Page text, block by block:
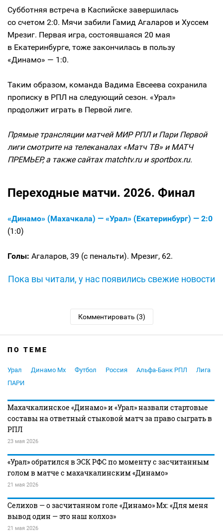
Субботняя встреча в Каспийске завершилась
со счетом 2:0. Мячи забили Гамид Агаларов и Хуссем
Мрезиг. Первая игра, состоявшаяся 20 мая
в Екатеринбурге, тоже закончилась в пользу
«Динамо» — 1:0.
Таким образом, команда Вадима Евсеева сохранила
прописку в РПЛ на следующий сезон. «Урал»
продолжит играть в Первой лиге.
Прямые трансляции матчей МИР РПЛ и Пари Первой
лиги смотрите на телеканалах «Матч ТВ» и МАТЧ
ПРЕМЬЕР, а также сайтах matchtv.ru и sportbox.ru.
Переходные матчи. 2026. Финал
«Динамо» (Махачкала) — «Урал» (Екатеринбург) — 2:0
(1:0)
Голы: Агаларов, 39 (с пенальти). Мрезиг, 62.
Пока вы читали, у нас появились свежие новости
Комментировать (3)
ПО ТЕМЕ
Урал Динамо Мх Футбол Россия Альфа-Банк РПЛ
Лига
ПАРИ
Махачкалинское «Динамо» и «Урал» назвали стартовые
составы на ответный стыковой матч за право сыграть в
РПЛ
23 мая 2026
«Урал» обратился в ЭСК РФС по моменту с засчитанным
голом в матче с махачкалинским «Динамо»
21 мая 2026
Селихов — о засчитанном голе «Динамо» Мх: «Для меня
вывод один — это наш колхоз»
21 мая 2026